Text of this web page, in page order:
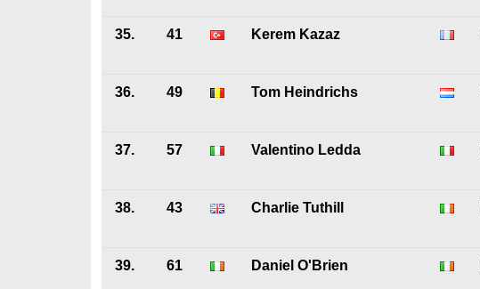
35. 41 Kerem Kazaz
36. 49 Tom Heindrichs
37. 57 Valentino Ledda
38. 43 Charlie Tuthill
39. 61 Daniel O'Brien